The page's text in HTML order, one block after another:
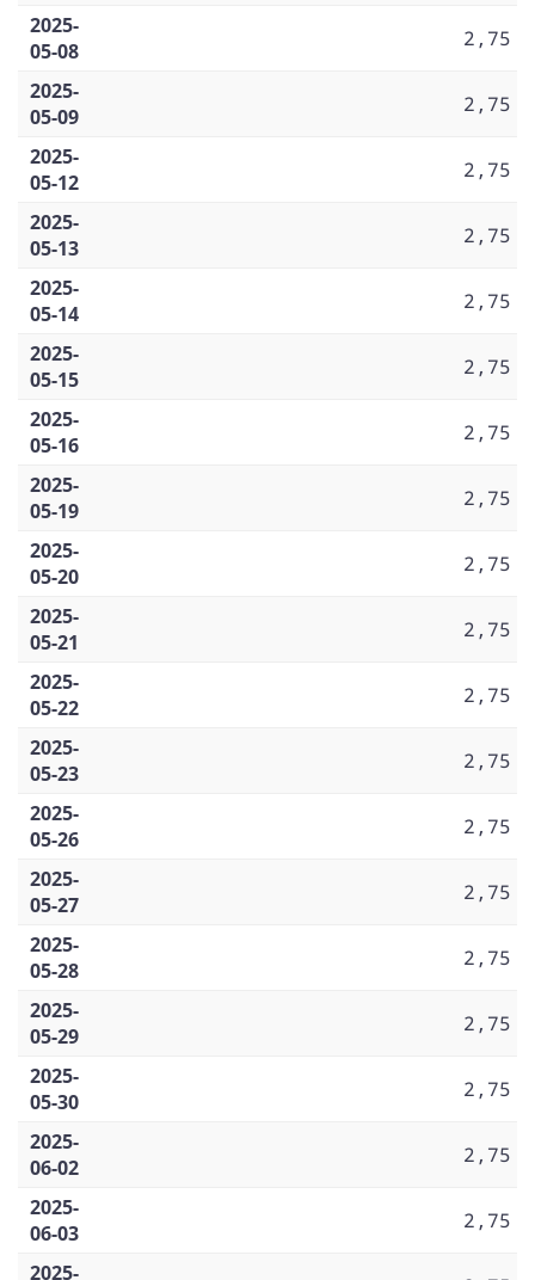
2025-
05-08
2,75
2025-
05-09
2,75
2025-
05-12
2,75
2025-
05-13
2,75
2025-
05-14
2,75
2025-
05-15
2,75
2025-
05-16
2,75
2025-
05-19
2,75
2025-
05-20
2,75
2025-
05-21
2,75
2025-
05-22
2,75
2025-
05-23
2,75
2025-
05-26
2,75
2025-
05-27
2,75
2025-
05-28
2,75
2025-
05-29
2,75
2025-
05-30
2,75
2025-
06-02
2,75
2025-
06-03
2,75
2025-